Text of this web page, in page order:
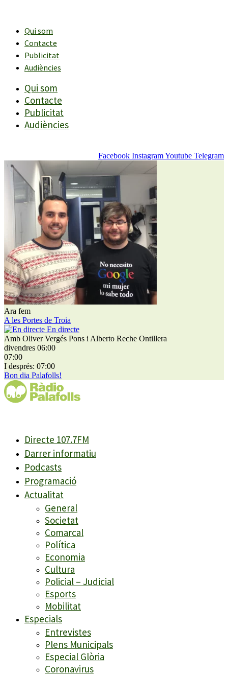
contingutQui som
Contacte
Publicitat
Audiències
Qui som
Contacte
Publicitat
Audiències
Facebook InstagramYoutube Telegram
Ara fem
A les Portes de Troia
En directe
Amb Oliver Vergés Pons i Alberto Reche Ontillera
divendres 06:00
07:00
I després: 07:00
Bon dia Palafolls!
Directe 107.7FM
Darrer informatiu
Podcasts
Programació
Actualitat
General
Societat
Comarcal
Política
Economia
Cultura
Policial – Judicial
Esports
Mobilitat
Especials
Entrevistes
Plens Municipals
Especial Glòria
Coronavirus